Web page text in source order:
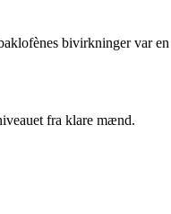
bivirkninger var
fra klare mænd.